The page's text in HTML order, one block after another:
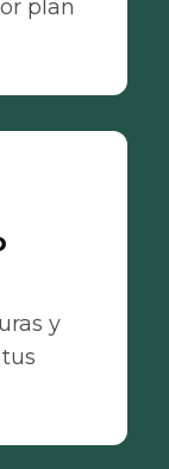
plan
y